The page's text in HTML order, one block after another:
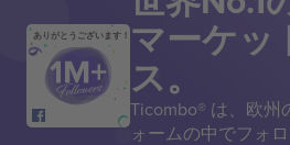
ありがとうございます！ マーケッ
ス。
Ticombo® は、欧州
ォームの中でフォ